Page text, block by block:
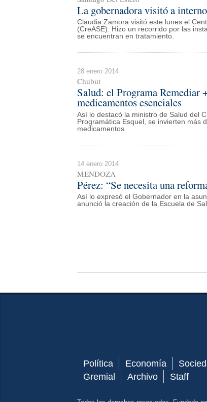
La gobernadora visitó a
Claudia Zamora visitó este lunes el
(CreASE). Hizo un recorrido por las
se encuentran en tratamiento.
28 enero 2014
Chubut
Salud: el Programa Remediar
medicamentos esenciales
Así lo destacó la ministro de Salud del
Programática Esquel, se invierten más
medicamentos.
14 enero 2014
MENDOZA
Pérez: “Se necesita una
Así lo expresó el Gobernador en la
anunció la creación de la Escuela de
Política Economía
Gremial
Archivo Staff